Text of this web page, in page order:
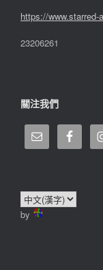
https://www.starred-
23206261
關注我們
by